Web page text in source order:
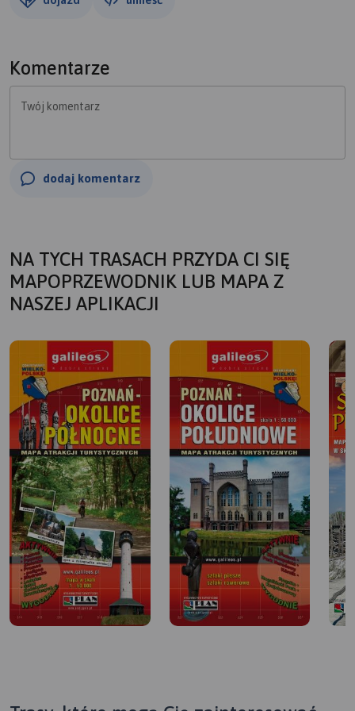
Komentarze
Twój komentarz
dodaj komentarz
NA TYCH TRASACH PRZYDA CI SIĘ
MAPOPRZEWODNIK LUB MAPA Z
NASZEJ APLIKACJI